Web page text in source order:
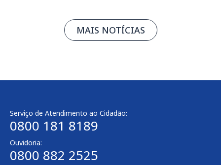
MAIS NOTÍCIAS
Serviço de Atendimento ao Cidadão:
0800 181 8189
Ouvidoria:
0800 882 2525​